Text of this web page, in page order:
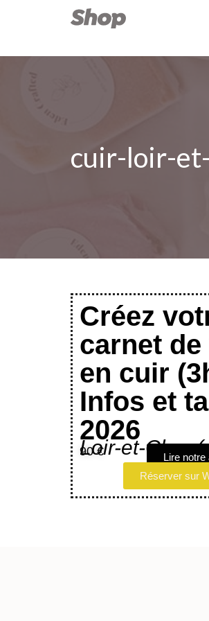
cuir-loir-
Créez
carnet de
en cuir
Infos et
2026
Loir-et-Cher
90 €
Lire notre
Réserver sur